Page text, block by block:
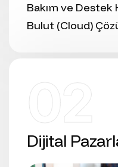
Bakım ve
Bulut (Cloud)
02
Dijital